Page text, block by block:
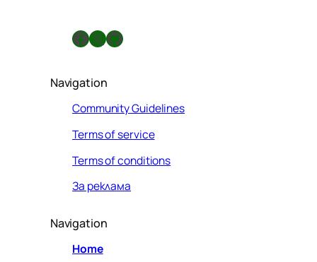
Facebook X GitHub
Navigation
Community Guidelines
Terms of service
Terms of conditions
За реклама
Navigation
Home